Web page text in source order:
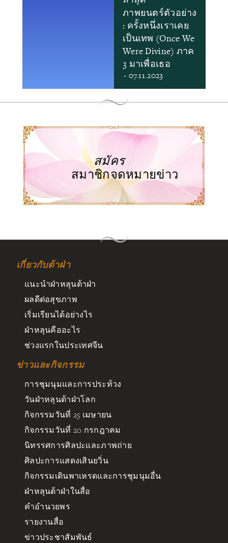
ภาพยนตร์ตัวอย่าง
: ครั้งหนึ่งเราเคย
เป็นเทพ (Once We
Were Divine) ภาค
3 มาเพื่อเธอ
- 07.11.2023
สมัคร
สมาชิกจดหมายข่าว
เกี่ยวกับต้าฝ่า
แนะนำฝ่าหลุนต้าฝ่า
ผลดีต่อสุขภาพ
เริ่มเรียนได้อย่างไร
ฝ่าหลุนคืออะไร
ช่วงแรกในประเทศจีน
ข่าวและกิจกรรม
การชุมนุมและการประท้วง
วันฝ่าหลุนต้าฝ่าโลก
กิจกรรมวันที่ 25 เมษายน
กิจกรรมวันที่ 20 กรกฎาคม
นิทรรศการศิลปะและภาพถ่าย
ศิลปะการแสดงเสินยวิ่น
กิจกรรมเดินพาเหรดและการชุมนุมอื่น
ฝ่าหลุนต้าฝ่าในสื่อ
คำอำนวยพร
รายงานสื่อ
ข่าวประชาสัมพันธ์